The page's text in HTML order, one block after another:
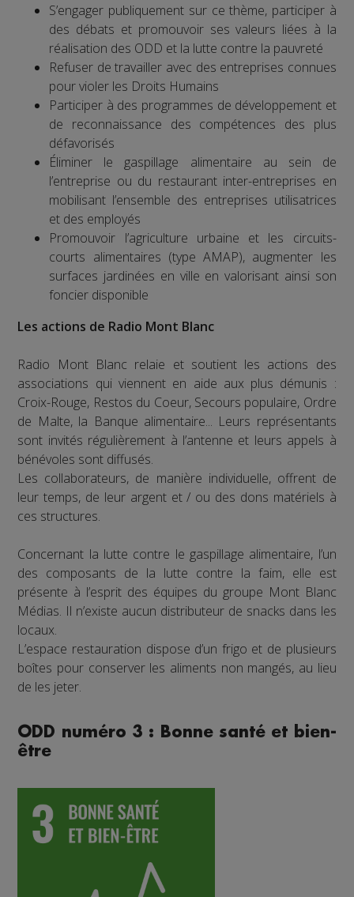
S’engager publiquement sur ce thème, participer à
des débats et promouvoir ses valeurs liées à la
réalisation des ODD et la lutte contre la pauvreté
Refuser de travailler avec des entreprises connues
pour violer les Droits Humains
Participer à des programmes de développement et
de reconnaissance des compétences des plus
défavorisés
Éliminer le gaspillage alimentaire au sein de
l’entreprise ou du restaurant inter-entreprises en
mobilisant l’ensemble des entreprises utilisatrices
et des employés
Promouvoir l’agriculture urbaine et les circuits-
courts alimentaires (type AMAP), augmenter les
surfaces jardinées en ville en valorisant ainsi son
foncier disponible
Les actions de Radio Mont Blanc
Radio Mont Blanc relaie et soutient les actions des
associations qui viennent en aide aux plus démunis :
Croix-Rouge, Restos du Coeur, Secours populaire, Ordre
de Malte, la Banque alimentaire... Leurs représentants
sont invités régulièrement à l’antenne et leurs appels à
bénévoles sont diffusés.
Les collaborateurs, de manière individuelle, offrent de
leur temps, de leur argent et / ou des dons matériels à
ces structures.
Concernant la lutte contre le gaspillage alimentaire, l’un
des composants de la lutte contre la faim, elle est
présente à l’esprit des équipes du groupe Mont Blanc
Médias. Il n’existe aucun distributeur de snacks dans les
locaux.
L’espace restauration dispose d’un frigo et de plusieurs
boîtes pour conserver les aliments non mangés, au lieu
de les jeter.
ODD numéro 3 : Bonne santé et bien-
être